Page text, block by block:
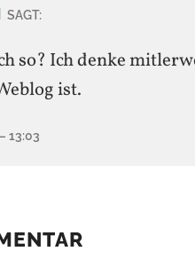
SAGT:
so? Ich denke
ist.
13:03